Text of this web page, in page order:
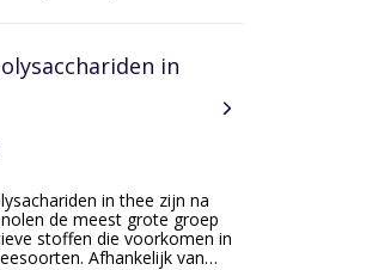
in
in thee zijn na
de meest grote groep
stoffen die voorkomen in
Afhankelijk van…